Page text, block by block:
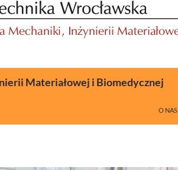
Materiałowej i Biomedycznej
O NAS